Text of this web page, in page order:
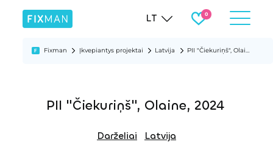
LT
Fixman Įkvepiantys projektai Latvija PII "Čiekuriņš", Olaine, 2024
PII "Čiekuriņš", Olaine, 2024
Darželiai Latvija